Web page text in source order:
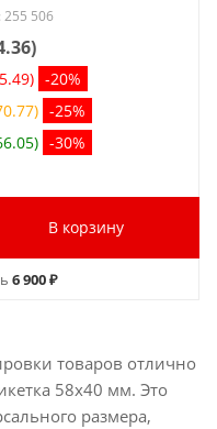
255 506
)
-20%
-25%
-30%
В корзину
6 900 ₽
товаров отлично
58х40 мм. Это
размера,